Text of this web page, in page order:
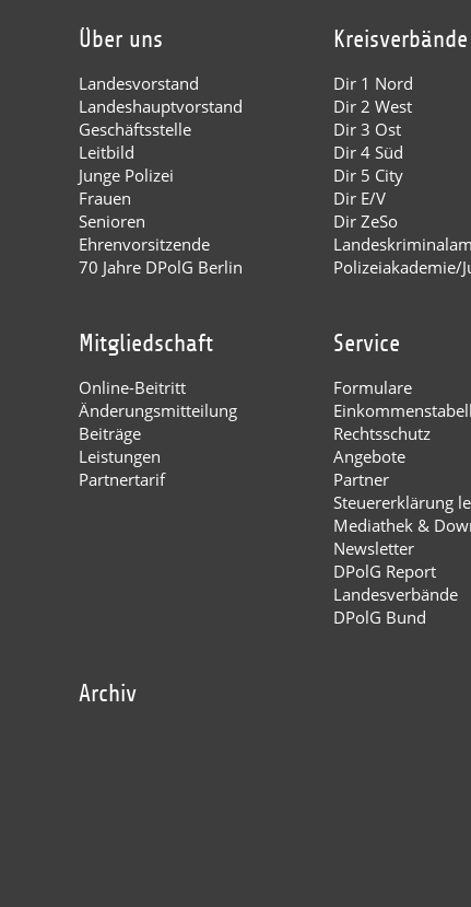
Über uns
Landesvorstand
Landeshauptvorstand
Geschäftsstelle
Leitbild
Junge Polizei
Frauen
Senioren
Ehrenvorsitzende
70 Jahre DPolG Berlin
Kreisverbände
Dir 1 Nord
Dir 2 West
Dir 3 Ost
Dir 4 Süd
Dir 5 City
Dir E/V
Dir ZeSo
Polizeiakademie/
Mitgliedschaft
Online-Beitritt
Änderungsmitteilung
Beiträge
Leistungen
Partnertarif
Service
Formulare
Rechtsschutz
Angebote
Partner
Steuererklärung
Mediathek &
Newsletter
DPolG Report
Landesverbände
DPolG Bund
Archiv